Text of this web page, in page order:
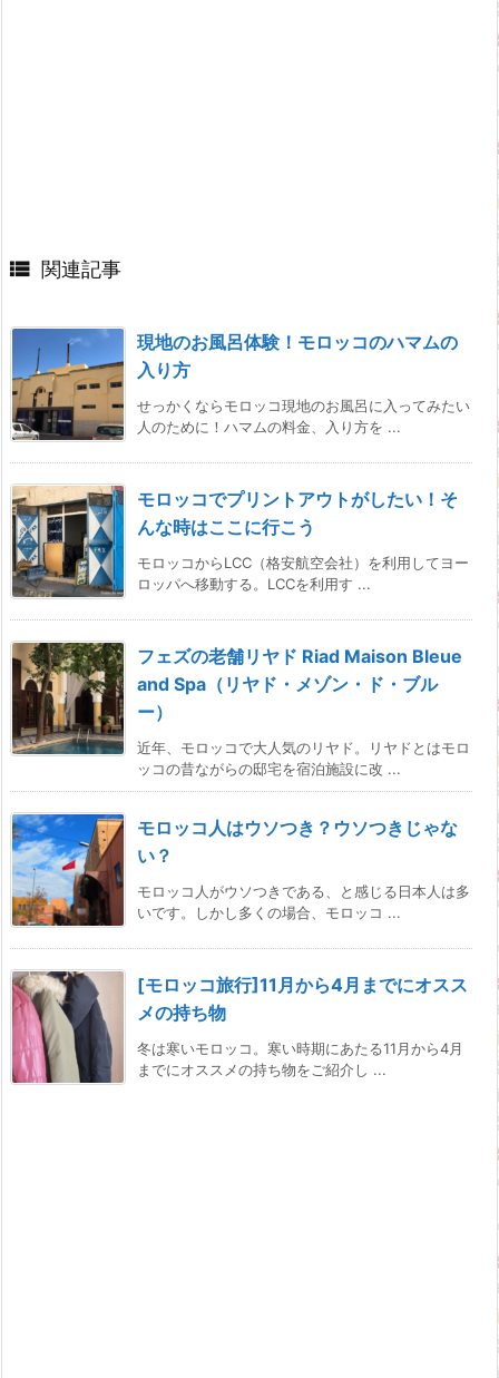
 関連記事
現地のお風呂体験！モロッコのハマムの
入り方
せっかくならモロッコ現地のお風呂に入ってみたい
人のために！ハマムの料金、入り方を ...
モロッコでプリントアウトがしたい！そ
んな時はここに行こう
モロッコからLCC（格安航空会社）を利用してヨー
ロッパへ移動する。LCCを利用す ...
フェズの老舗リヤド Riad Maison Bleue
and Spa（リヤド・メゾン・ド・ブル
ー）
近年、モロッコで大人気のリヤド。リヤドとはモロ
ッコの昔ながらの邸宅を宿泊施設に改 ...
モロッコ人はウソつき？ウソつきじゃな
い？
モロッコ人がウソつきである、と感じる日本人は多
いです。しかし多くの場合、モロッコ ...
[モロッコ旅行]11月から4月までにオスス
メの持ち物
冬は寒いモロッコ。寒い時期にあたる11月から4月
までにオススメの持ち物をご紹介し ...